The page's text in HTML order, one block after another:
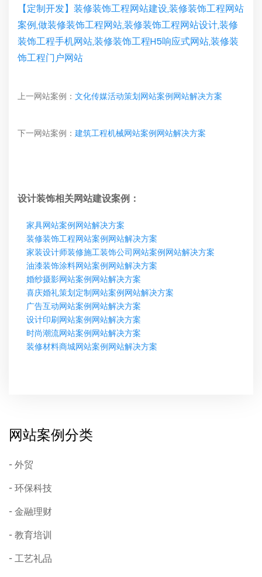
【定制开发】装修装饰工程网站建设,装修装饰工程网站
案例,做装修装饰工程网站,装修装饰工程网站设计,装修
装饰工程手机网站,装修装饰工程H5响应式网站,装修装
饰工程门户网站
上一网站案例： 文化传媒活动策划网站案例网站解决方案
下一网站案例： 建筑工程机械网站案例网站解决方案
设计装饰相关网站建设案例：
家具网站案例网站解决方案
装修装饰工程网站案例网站解决方案
家装设计师装修施工装饰公司网站案例网站解决方案
油漆装饰涂料网站案例网站解决方案
婚纱摄影网站案例网站解决方案
喜庆婚礼策划定制网站案例网站解决方案
广告互动网站案例网站解决方案
设计印刷网站案例网站解决方案
时尚潮流网站案例网站解决方案
装修材料商城网站案例网站解决方案
网站案例分类
外贸
环保科技
金融理财
教育培训
工艺礼品